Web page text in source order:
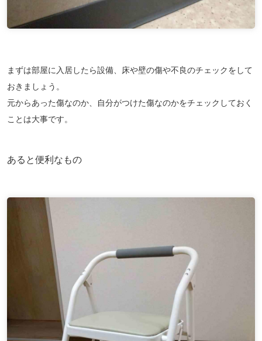
まずは部屋に入居したら設備、床や壁の傷や不良のチェックをして
おきましょう。
元からあった傷なのか、自分がつけた傷なのかをチェックしておく
ことは大事です。
あると便利なもの